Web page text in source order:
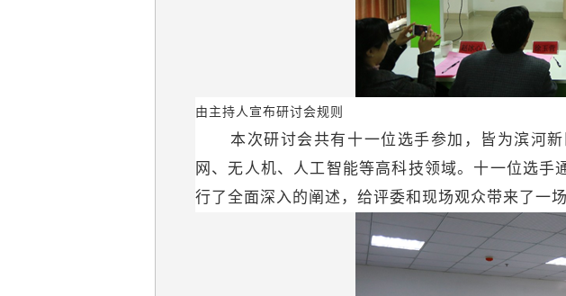
由主持人宣布研讨会规则
本次研讨会共有十一位选手参加，皆为滨河新
网、无人机、人工智能等高科技领域。十一位选
行了全面深入的阐述，给评委和现场观众带来了一场